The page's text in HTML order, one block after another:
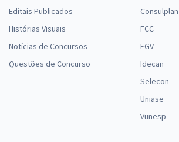
Editais Publicados
Histórias Visuais
Notícias de Concursos
Questões de Concurso
Consulplan
FCC
FGV
Idecan
Selecon
Uniase
Vunesp